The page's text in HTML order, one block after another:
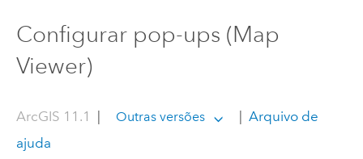
Configurar pop-ups (Map
Viewer)
ArcGIS 11.1 Outras versões
Arquivo de
ajuda